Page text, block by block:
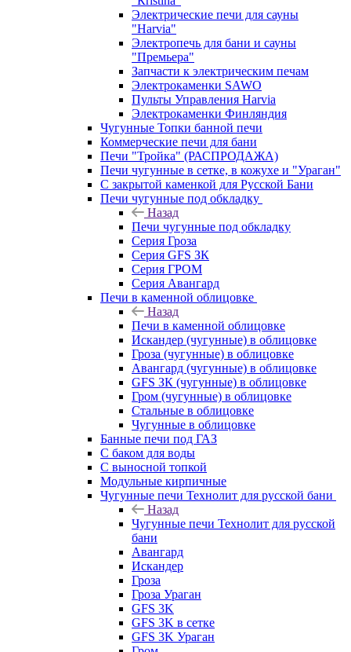
Электрические печи для сауны
"Harvia"
Электропечь для бани и сауны
"Премьера"
Запчасти к электрическим печам
Электрокаменки SAWO
Пульты Управления Harvia
Электрокаменки Финляндия
Чугунные Топки банной печи
Коммерческие печи для бани
Печи "Тройка" (РАСПРОДАЖА)
Печи чугунные в сетке, в кожухе и "Ураган"
С закрытой каменкой для Русской Бани
Печи чугунные под обкладку
Назад
Печи чугунные под обкладку
Серия Гроза
Серия GFS ЗК
Серия ГРОМ
Серия Авангард
Печи в каменной облицовке
Назад
Печи в каменной облицовке
Искандер (чугунные) в облицовке
Гроза (чугунные) в облицовке
Авангард (чугунные) в облицовке
GFS ЗК (чугунные) в облицовке
Гром (чугунные) в облицовке
Стальные в облицовке
Чугунные в облицовке
Банные печи под ГАЗ
С баком для воды
С выносной топкой
Модульные кирпичные
Чугунные печи Технолит для русской бани
Назад
Чугунные печи Технолит для русской
бани
Авангард
Искандер
Гроза
Гроза Ураган
GFS 3K
GFS 3K в сетке
GFS 3K Ураган